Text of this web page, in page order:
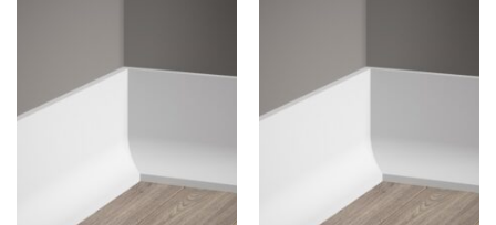
ÁR SZERINTI SZŰRÉS
9609 Ft/fm